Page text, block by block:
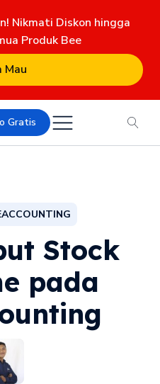
Nikmati Diskon hingga
Produk Bee
Mau
Gratis
Stock
pada